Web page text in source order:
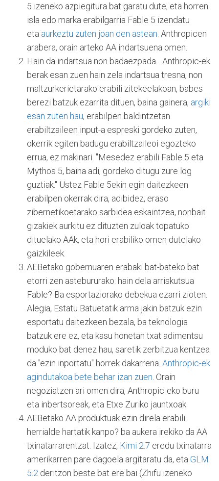
5 izeneko azpiegitura bat garatu dute, eta horren
isla edo marka erabilgarria Fable 5 izendatu
eta aurkeztu zuten joan den astean. Anthropicen
arabera, orain arteko AA indartsuena omen.
Hain da indartsua non badaezpada... Anthropic-ek
berak esan zuen hain zela indartsua tresna, non
maltzurkerietarako erabili zitekeelakoan, babes
berezi batzuk ezarrita dituen, baina gainera, argiki
esan zuten hau, erabilpen baldintzetan
erabiltzaileen input-a espreski gordeko zuten,
okerrik egiten badugu erabiltzaileoi egozteko
errua, ez makinari. "Mesedez erabili Fable 5 eta
Mythos 5, baina adi, gordeko ditugu zure log
guztiak." Ustez Fable 5ekin egin daitezkeen
erabilpen okerrak dira, adibidez, eraso
zibernetikoetarako sarbidea eskaintzea, nonbait
gizakiek aurkitu ez dituzten zuloak topatuko
dituelako AAk, eta hori erabiliko omen dutelako
gaizkileek.
AEBetako gobernuaren erabaki bat-bateko bat
etorri zen astebururako: hain dela arriskutsua
Fable? Ba esportaziorako debekua ezarri zioten.
Alegia, Estatu Batuetatik arma jakin batzuk ezin
esportatu daitezkeen bezala, ba teknologia
batzuk ere ez, eta kasu honetan txat adimentsu
moduko bat denez hau, saretik zerbitzua kentzea
da "ezin inportatu" horrek dakarrena. Anthropic-ek
agindutakoa bete behar izan zuen. Orain
negoziatzen ari omen dira, Anthropic-eko buru
eta inbertsoreak, eta Etxe Zuriko jauntxoak.
AEBetako AA produktuak ezin direla erabili
herrialde hartatik kanpo? ba aukera irekiko da AA
txinatarrarentzat. Izatez, Kimi 2.7 eredu txinatarra
amerikarren pare dagoela argitaratu da, eta GLM
5.2 deritzon beste bat ere bai (Zhifu izeneko